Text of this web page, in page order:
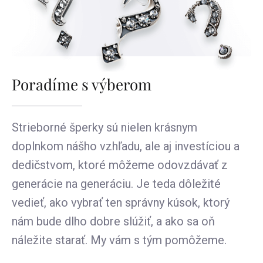
Poradíme s výberom
Strieborné šperky sú nielen krásnym
doplnkom nášho vzhľadu, ale aj investíciou a
dedičstvom, ktoré môžeme odovzdávať z
generácie na generáciu. Je teda dôležité
vedieť, ako vybrať ten správny kúsok, ktorý
nám bude dlho dobre slúžiť, a ako sa oň
náležite starať. My vám s tým pomôžeme.